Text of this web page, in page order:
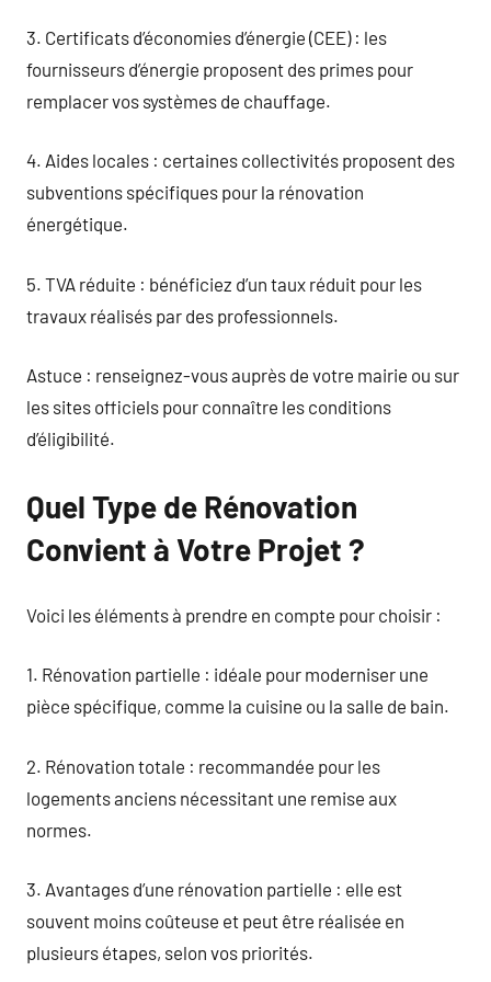
3. Certificats d’économies d’énergie (CEE) : les
fournisseurs d’énergie proposent des primes pour
remplacer vos systèmes de chauffage.
4. Aides locales : certaines collectivités proposent des
subventions spécifiques pour la rénovation
énergétique.
5. TVA réduite : bénéficiez d’un taux réduit pour les
travaux réalisés par des professionnels.
Astuce : renseignez-vous auprès de votre mairie ou sur
les sites officiels pour connaître les conditions
d’éligibilité.
Quel Type de Rénovation
Convient à Votre Projet ?
Voici les éléments à prendre en compte pour choisir :
1. Rénovation partielle : idéale pour moderniser une
pièce spécifique, comme la cuisine ou la salle de bain.
2. Rénovation totale : recommandée pour les
logements anciens nécessitant une remise aux
normes.
3. Avantages d’une rénovation partielle : elle est
souvent moins coûteuse et peut être réalisée en
plusieurs étapes, selon vos priorités.